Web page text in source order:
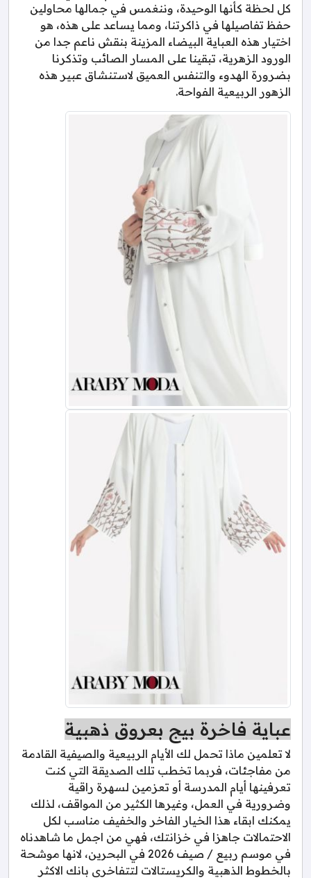
كل لحظة كأنها الوحيدة، وننغمس في جمالها محاولين
حفظ تفاصيلها في ذاكرتنا، ومما يساعد على هذه، هو
اختيار هذه العباية البيضاء المزينة بنقش ناعم جدا من
الورود الزهرية، تبقينا على المسار الصائب وتذكرنا
بضرورة الهدوء والتنفس العميق لاستنشاق عبير هذه
الزهور الربيعية الفواحة.
عباية فاخرة بيج بعروق ذهبية
لا تعلمين ماذا تحمل لك الأيام الربيعية والصيفية القادمة
من مفاجئات، فربما تخطب تلك الصديقة التي كنت
تعرفينها أيام المدرسة أو تعزمين لسهرة راقية
وضرورية في العمل، وغيرها الكثير من المواقف، لذلك
يمكنك ابقاء هذا الخيار الفاخر والخفيف مناسب لكل
الاحتمالات جاهزا في خزانتك، فهي من اجمل ما شاهدناه
في موسم ربيع / صيف 2026 في البحرين، لانها موشحة
بالخطوط الذهبية والكريستالات لتتفاخري بانك الاكثر